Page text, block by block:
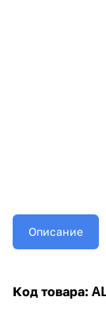
Описание
Код товара: